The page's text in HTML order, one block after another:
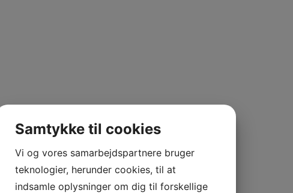
aluminium med grå bagside.
Samtykke til cookies
Vi og vores samarbejdspartnere bruger
teknologier, herunder cookies, til at
indsamle oplysninger om dig til forskellige